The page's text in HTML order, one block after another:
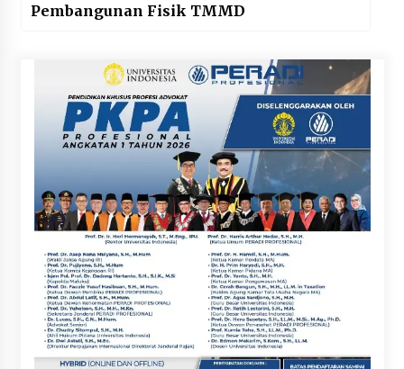
Pembangunan Fisik TMMD